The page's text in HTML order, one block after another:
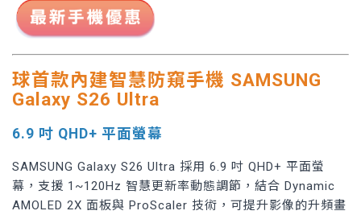
球首款內建智慧防窺手機 SAMSUNG
Galaxy S26 Ultra
6.9 吋 QHD+ 平面螢幕
SAMSUNG Galaxy S26 Ultra 採用 6.9 吋 QHD+ 平面螢
幕，支援 1~120Hz 智慧更新率動態調節，結合 Dynamic
AMOLED 2X 面板與 ProScaler 技術，可提升影像的升頻畫